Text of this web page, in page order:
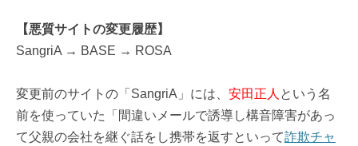
【悪質サイトの変更履歴】
SangriA → BASE → ROSA
変更前のサイトの「SangriA」には、 安田正人 という名
前を使っていた「間違いメールで誘導し構音障害があっ
て父親の会社を継ぐ話をし携帯を返すといって詐欺チャ